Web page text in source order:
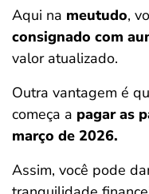
Aqui na meutudo,
consignado com
valor atualizado.
Outra vantagem é
começa a pagar as
março de 2026.
Assim, você pode